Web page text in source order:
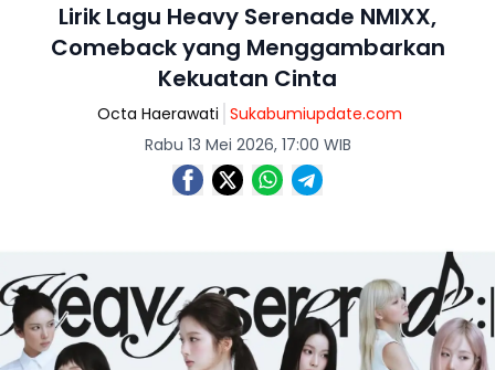
Lirik Lagu Heavy Serenade NMIXX,
Comeback yang Menggambarkan
Kekuatan Cinta
Octa Haerawati Sukabumiupdate.com
Rabu 13 Mei 2026, 17:00 WIB